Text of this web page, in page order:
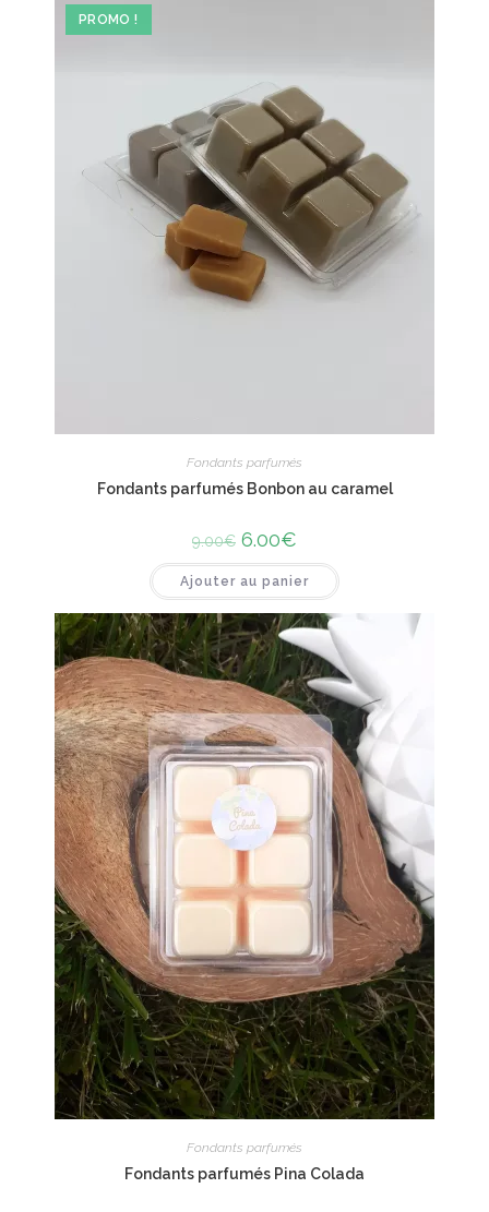
PROMO !
Fondants parfumés
Fondants parfumés Bonbon au caramel
9.00€ 6.00€
Ajouter au panier
Fondants parfumés
Fondants parfumés Pina Colada